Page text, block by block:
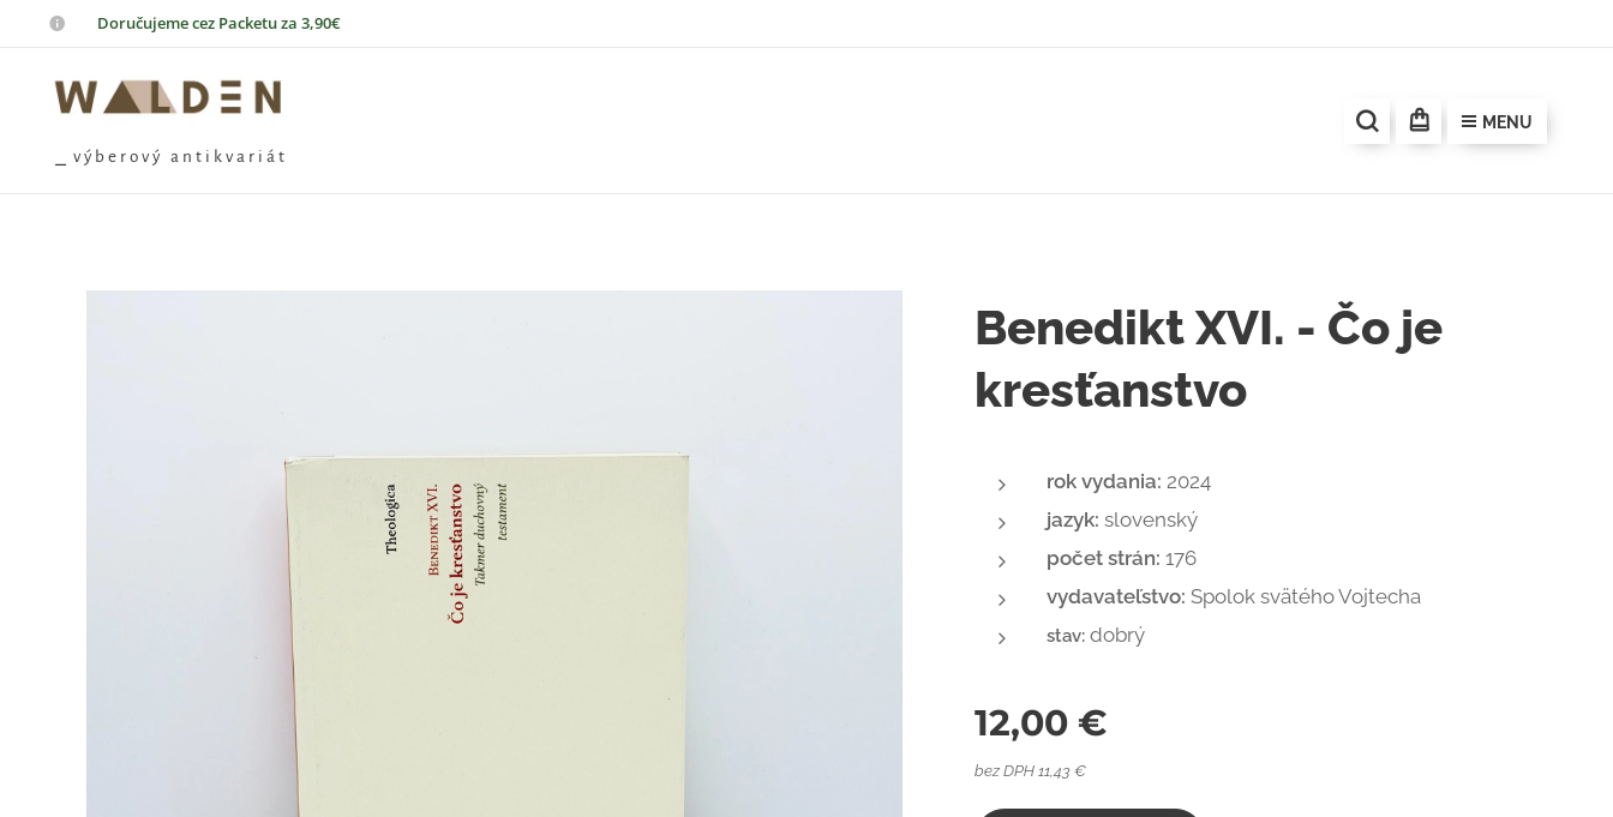
Doručujeme cez Packetu za 3,90€
⎯ v ý b e r o v ý a n t i k v a r i á t
MENU
Benedikt XVI. - Čo je
kresťanstvo
rok vydania: 2024
jazyk: slovenský
počet strán: 176
vydavateľstvo: Spolok svätého Vojtecha
stav: dobrý
12,00 €
bez DPH 11,43 €